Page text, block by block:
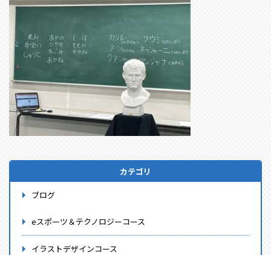
カテゴリ
ブログ
eスポーツ＆テクノロジーコース
イラストデザインコース